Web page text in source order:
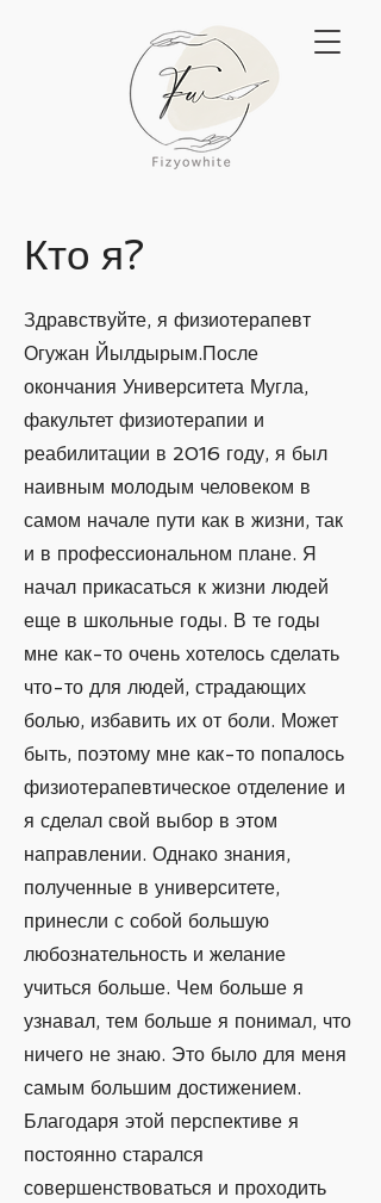
Здравствуйте, я физиотерапевт
Огужан Йылдырым.После
окончания Университета Мугла,
факультет физиотерапии и
реабилитации в 2016 году, я был
наивным молодым человеком в
самом начале пути как в жизни, так
и в профессиональном плане. Я
начал прикасаться к жизни людей
еще в школьные годы. В те годы
мне как-то очень хотелось сделать
что-то для людей, страдающих
болью, избавить их от боли. Может
быть, поэтому мне как-то попалось
физиотерапевтическое отделение и
я сделал свой выбор в этом
направлении. Однако знания,
полученные в университете,
принесли с собой большую
любознательность и желание
учиться больше. Чем больше я
узнавал, тем больше я понимал, что
ничего не знаю. Это было для меня
самым большим достижением.
Благодаря этой перспективе я
постоянно старался
совершенствоваться и проходить
Кто я?